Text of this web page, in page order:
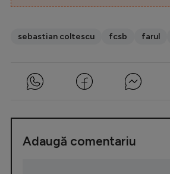
sebastian coltescu fcsb farul
Adaugă comentariu